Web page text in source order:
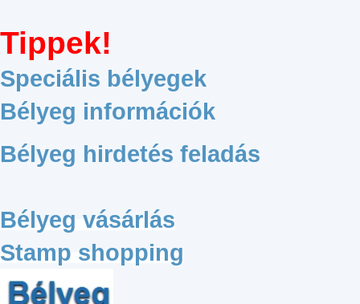
Tippek!
Speciális bélyegek
Bélyeg információk
Bélyeg hirdetés feladás
Bélyeg vásárlás
Stamp shopping